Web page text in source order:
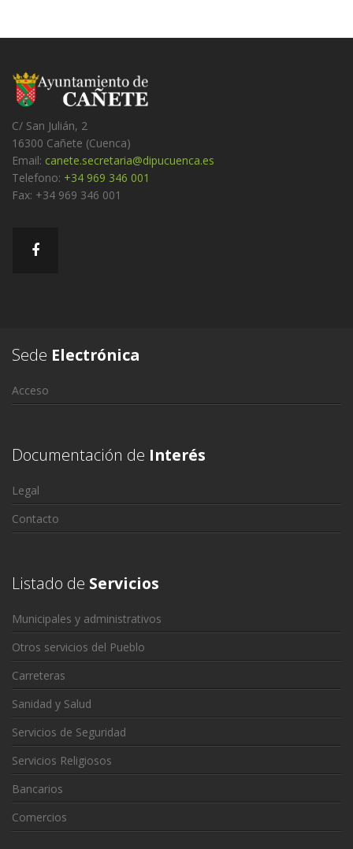
C/ San Julián, 2
16300 Cañete (Cuenca)
Email: canete.secretaria@dipucuenca.es
Telefono: +34 969 346 001
Fax: +34 969 346 001
Sede Electrónica
Acceso
Documentación de Interés
Legal
Contacto
Listado de Servicios
Municipales y administrativos
Otros servicios del Pueblo
Carreteras
Sanidad y Salud
Servicios de Seguridad
Servicios Religiosos
Bancarios
Comercios